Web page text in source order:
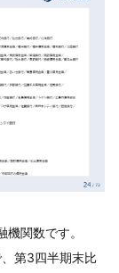
関数です。
第3四半期末比